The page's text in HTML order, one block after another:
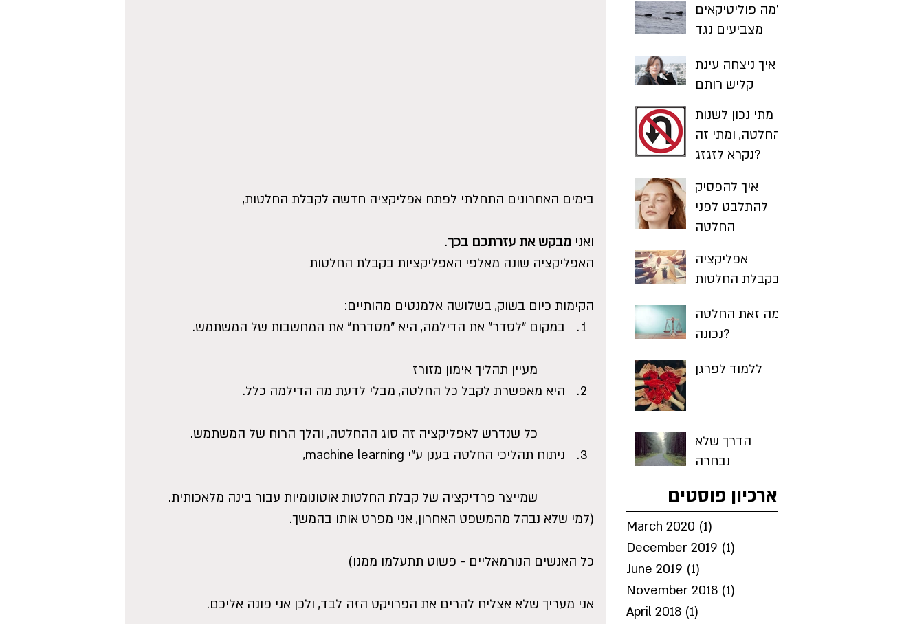
בימים האחרונים התחלתי לפתח אפליקציה חדשה לקבלת החלטות,
ואני מבקש את עזרתכם בכך.
האפליקציה שונה מאלפי האפליקציות בקבלת החלטות
הקימות כיום בשוק, בשלושה אלמנטים מהותיים:
במקום "לסדר" את הדילמה, היא "מסדרת" את המחשבות של המשתמש.
היא מאפשרת לקבל כל החלטה, מבלי לדעת מה הדילמה כלל.
ניתוח תהליכי החלטה בענן ע"י machine learning,
(למי שלא נבהל מהמשפט האחרון, אני מפרט אותו בהמשך.
כל האנשים הנורמאליים - פשוט תתעלמו ממנו)
אני מעריך שלא אצליח להרים את הפרויקט הזה לבד, ולכן אני פונה אליכם.
למה פוליטיקאים
מצביעים נגד
קשור ליכולת
שלך להשיג
יעדים?
איך ניצחה עינת
קליש רותם
מתי נכון לשנות
החלטה, ומתי זה
נקרא לזגזג?
איך להפסיק
להתלבט לפני
החלטה
אפליקציה
בקבלת החלטות
מה זאת החלטה
נכונה?
ללמוד לפרגן
הדרך שלא
נבחרה
ארכיון פוסטים
March 2020 (1)
December 2019 (1)
June 2019 (1)
November 2018 (1)
April 2018 (1)